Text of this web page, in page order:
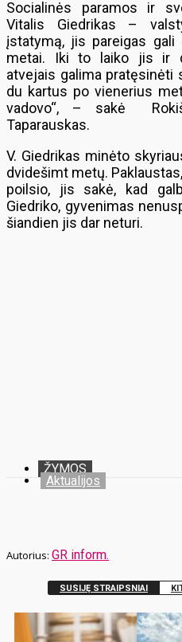
Socialinės paramos ir
Vitalis Giedrikas –
įstatymą, jis pareigas
metai. Iki to laiko jis ir
atvejais galima pratęsinėti
du kartus po vienerius
vadovo“, – sakė
Taparauskas.
V. Giedrikas minėto
dvidešimt metų.
poilsio, jis sakė, kad
Giedriko, gyvenimas
šiandien jis dar neturi.
ŽYMOS
Aktualijos
GR inform.
SUSIJĘ STRAIPSNIAI